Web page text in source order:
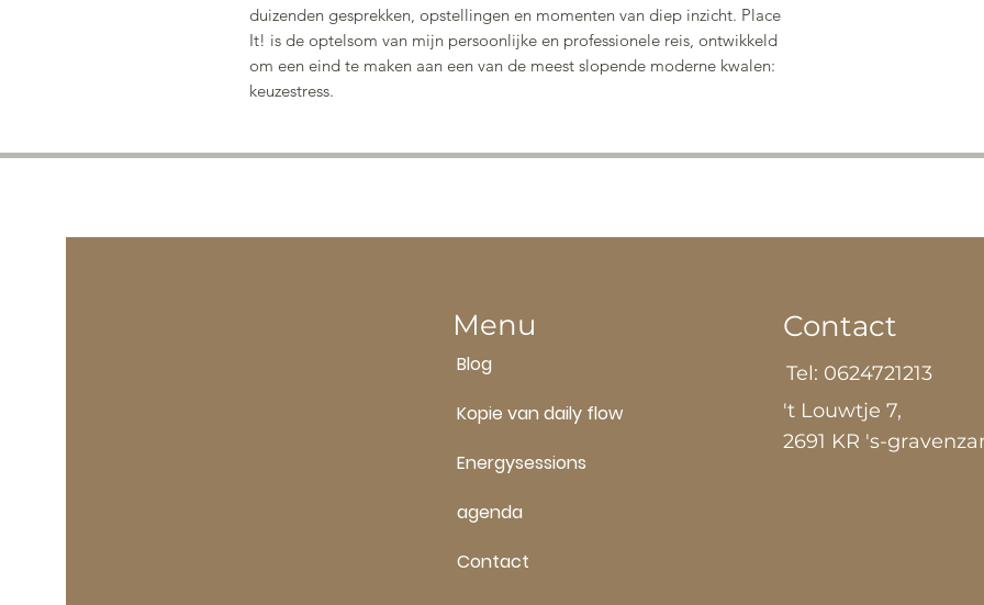
duizenden gesprekken, opstellingen en momenten van diep inzicht. Place
It! is de optelsom van mijn persoonlijke en professionele reis, ontwikkeld
om een eind te maken aan een van de meest slopende moderne kwalen:
keuzestress.
Blog
Kopie van daily flow
Energysessions
agenda
Contact
Menu Contact
Tel: 0624721213
't Louwtje 7,
2691 KR 's-